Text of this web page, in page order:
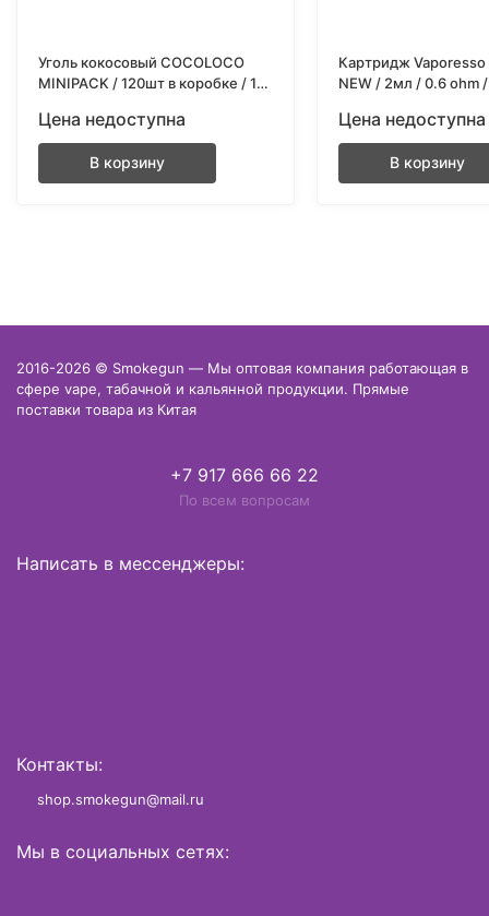
Уголь кокосовый COCOLOCO
MINIPACK / 120шт в коробке / 12
Цена недоступна
В корзину
Картридж Vaporesso
NEW / 2мл / 0.6 ohm
Цена недоступна
В корзину
2016-2026 © Smokegun — Мы оптовая компания работающая в
сфере vape, табачной и кальянной продукции. Прямые
поставки товара из Китая
+7 917 666 66 22
По всем вопросам
Написать в мессенджеры:
Контакты:
shop.smokegun@mail.ru
Мы в социальных сетях: